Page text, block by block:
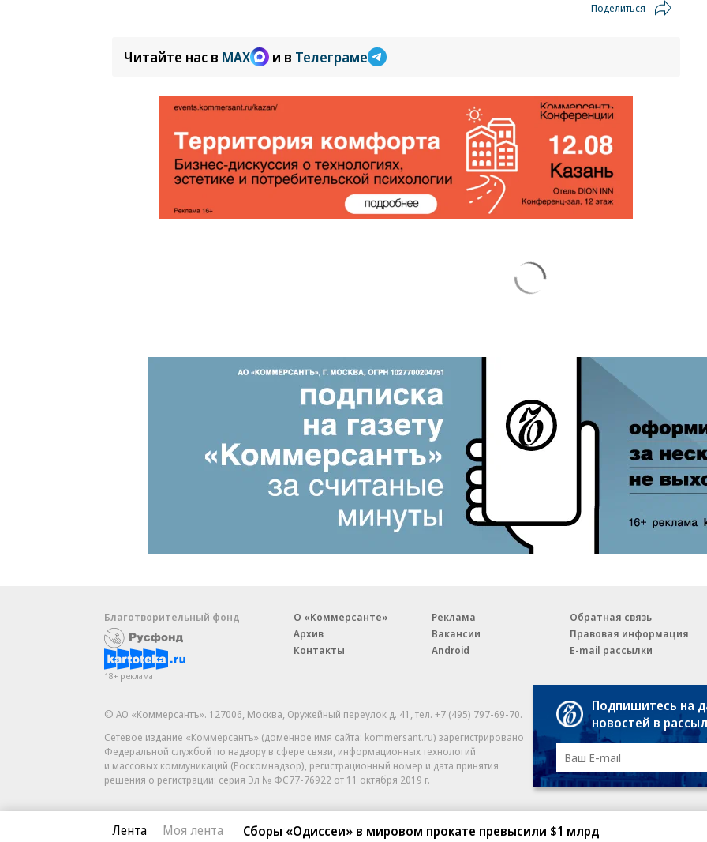
Поделиться
Читайте нас в MAX и в Телеграме
Лента Моя лента Сборы «Одиссеи» в мировом прокате превысили $1 млрд
Благотворительный фонд
18+ реклама
О «Коммерсанте»
Архив
Контакты
Реклама
Вакансии
Android
Обратная связь
Правовая информация
E-mail рассылки
© АО «Коммерсантъ». 127006, Москва, Оружейный переулок д. 41,тел. +7 (495) 797-69-70.
Сетевое издание «Коммерсантъ» (доменное имя сайта: kommersant.ru) зарегистрировано
Федеральной службой по надзору в сфере связи, информационных технологий
и массовых коммуникаций (Роскомнадзор), регистрационный номер и дата принятия
решения о регистрации: серия Эл № ФС77-76922 от 11 октября 2019 г.
Партнерские проекты/
«Промо» и «Официальное
На kommersant.ru
Подпишитесь на
новостей в